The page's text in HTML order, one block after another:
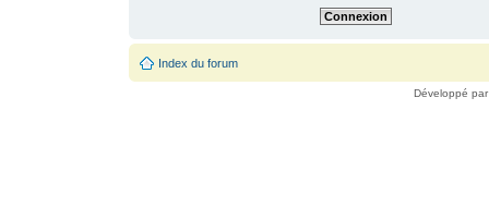
Index du forum
Développé